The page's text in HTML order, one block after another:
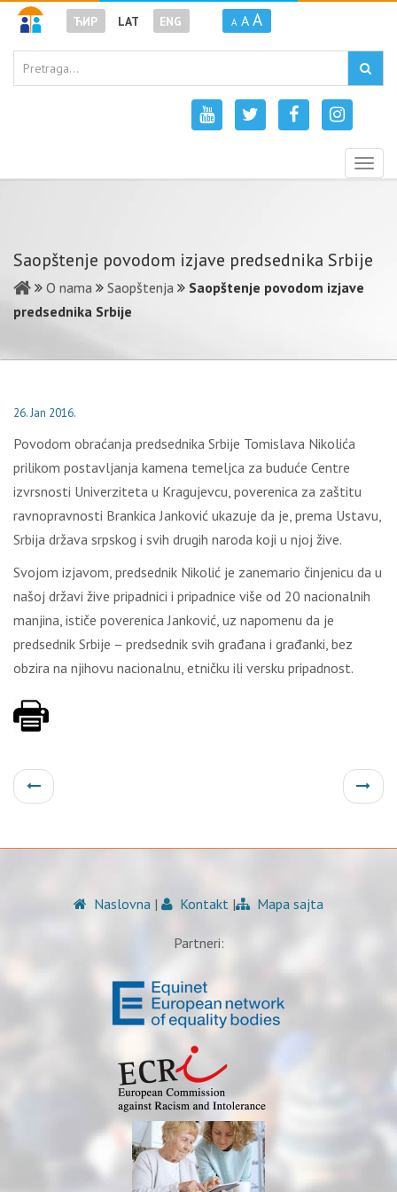
ЋИР LAT ENG A A A
Saopštenje povodom izjave predsednika Srbije
O nama Saopštenja
Saopštenje povodom izjave
predsednika Srbije
26. Jan 2016.
Povodom obraćanja predsednika Srbije Tomislava Nikolića
prilikom postavljanja kamena temeljca za buduće Centre
izvrsnosti Univerziteta u Kragujevcu, poverenica za zaštitu
ravnopravnosti Brankica Janković ukazuje da je, prema Ustavu,
Srbija država srpskog i svih drugih naroda koji u njoj žive.
Svojom izjavom, predsednik Nikolić je zanemario činjenicu da u
našoj državi žive pripadnici i pripadnice više od 20 nacionalnih
manjina, ističe poverenica Janković, uz napomenu da je
predsednik Srbije – predsednik svih građana i građanki, bez
obzira na njihovu nacionalnu, etničku ili versku pripadnost.
Naslovna | Kontakt | Mapa sajta
Partneri: